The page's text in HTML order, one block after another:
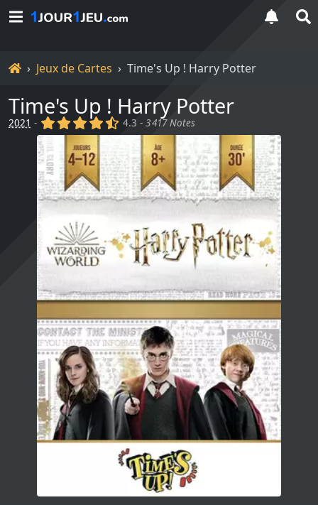
Accueil
Jeux de Cartes Time's Up ! Harry Potter
Time's Up ! Harry Potter
2021 - (x) (x) (x) (x) (,)
4.3 -3 417 Notes